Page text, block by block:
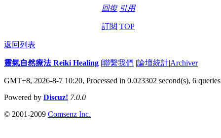
回復 引用
訂閱 TOP
返回列表
靈氣自然療法 Reiki Healing |聯繫我們 |論壇統計|Archiver
GMT+8, 2026-8-7 10:20, Processed in 0.023302 second(s), 6 queries
Powered by Discuz! 7.0.0
© 2001-2009 Comsenz Inc.